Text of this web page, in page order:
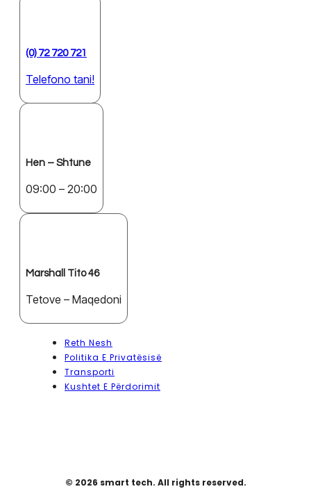
(0) 72 720 721
Telefono tani!
Hen – Shtune
09:00 – 20:00
Marshall Tito 46
Tetove – Maqedoni
Reth Nesh
Politika E Privatësisë
Transporti
Kushtet E Përdorimit
© 2026 smart tech. All rights reserved.